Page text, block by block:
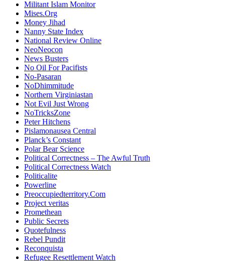
Militant Islam Monitor
Mises.Org
Money Jihad
Nanny State Index
National Review Online
NeoNeocon
News Busters
No Oil For Pacifists
No-Pasaran
NoDhimmitude
Northern Virginiastan
Not Evil Just Wrong
NoTricksZone
Peter Hitchens
Pislamonausea Central
Planck’s Constant
Polar Bear Science
Political Correctness – The Awful Truth
Political Correctness Watch
Politicalite
Powerline
Preoccupiedterritory.Com
Project veritas
Promethean
Public Secrets
Quotefulness
Rebel Pundit
Reconquista
Refugee Resettlement Watch